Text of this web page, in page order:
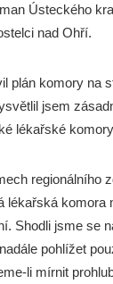
Ústeckého
nad Ohří.
plán komory na
jsem
lékařské
regionálního
lékařská komora
Shodli jsme se
pohlížet
li mírnit